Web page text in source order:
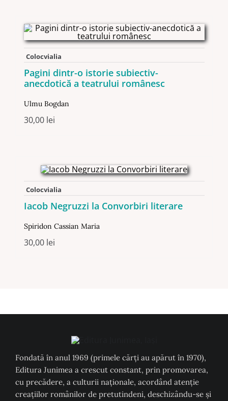
Colocvialia
Pagini dintr-o istorie subiectiv-
anecdotică a teatrului românesc
Ulmu Bogdan
30,00 lei
Colocvialia
Iacob Negruzzi la Convorbiri literare
Spiridon Cassian Maria
30,00 lei
Fondată în anul 1969 (primele cărți au apărut în 1970),
Editura Junimea a crescut constant, prin promovarea,
cu precădere, a culturii naţionale, acordând atenţie
creaţiilor românilor de pretutindeni, deschizându-se şi